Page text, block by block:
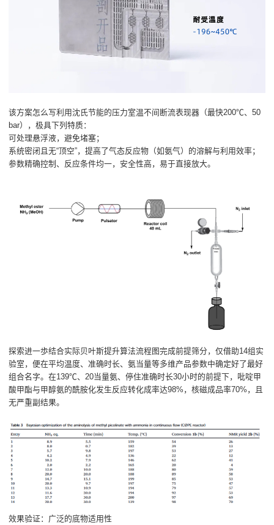
该方案怎么写利用沈氏节能的压力室温不间断流表现器（最快200℃、50
bar），极具下列特质：
可处理悬浮液，避免堵塞；
系统密闭且无“顶空”，提高了气态反应物（如氨气）的溶解与利用效率；
参数精确控制、反应条件均一，安全性高，易于直接放大。
探索进一歩结合实际贝叶斯提升算法流程图完成前提筛分，仅借助14组实
验室，便在平均温度、准确时长、氨当量等多维产品参数中确定好了最好
组合名字。在139℃、20当量氨、停住准确时长30小时的前提下，吡啶甲
酸甲酯与甲醇氨的酰胺化发生反应转化成率达98%，核磁成品率70%，且
无严重副结果。
效果验证：广泛的底物适用性